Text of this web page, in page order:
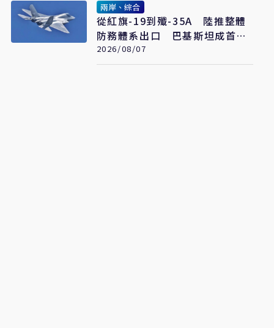
兩岸、綜合
從紅旗-19到殲-35A 陸推整體
防務體系出口 巴基斯坦成首要
合作案例
2026/08/07